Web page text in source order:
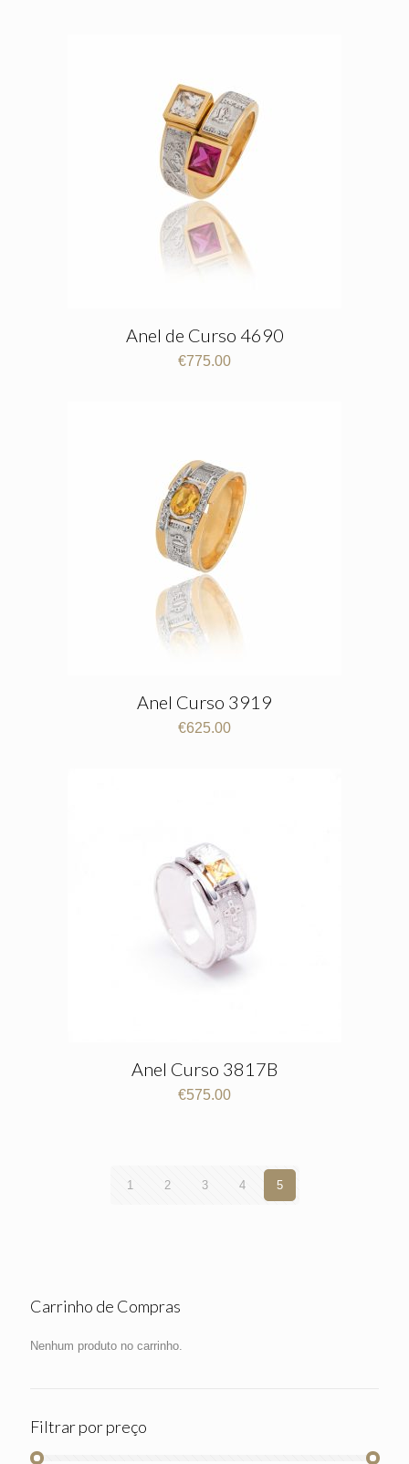
Anel de Curso 4690
€775.00
Anel Curso 3919
€625.00
Anel Curso 3817B
€575.00
1 2 3 4 5
Carrinho de Compras
Nenhum produto no carrinho.
Filtrar por preço